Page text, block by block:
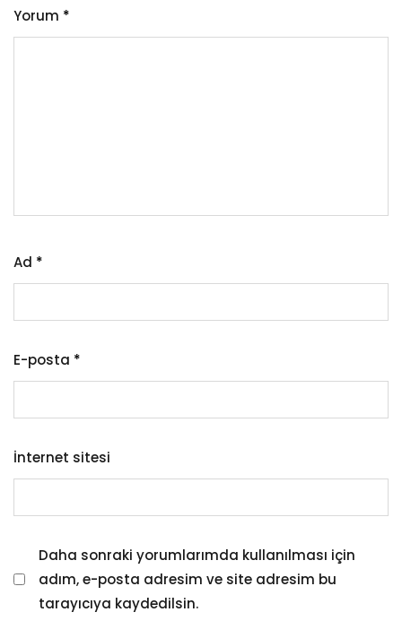
Yorum *
Ad *
E-posta *
İnternet sitesi
Daha sonraki yorumlarımda kullanılması için
adım, e-posta adresim ve site adresim bu
tarayıcıya kaydedilsin.